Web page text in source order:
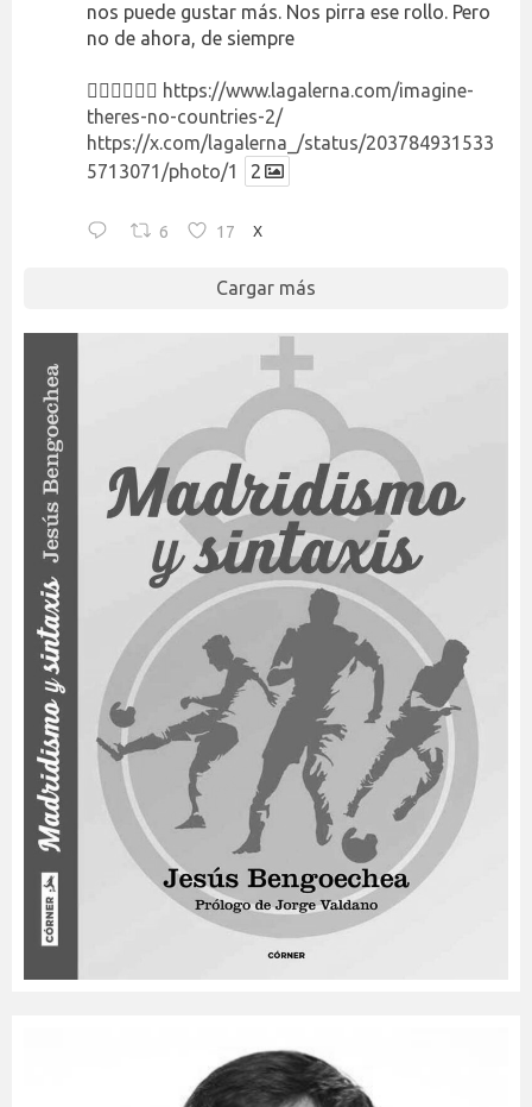
nos puede gustar más. Nos pirra ese rollo. Pero
no de ahora, de siempre
👉🏻👉🏻👉🏻 https://www.lagalerna.com/imagine-
theres-no-countries-2/
https://x.com/lagalerna_/status/203784931533
5713071/photo/1
2
6 17 X
Cargar más